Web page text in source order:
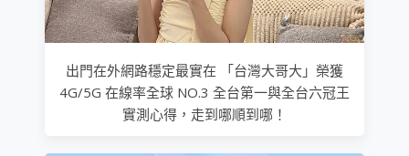
出門在外網路穩定最實在 「台灣大哥大」榮獲
4G/5G 在線率全球 NO.3 全台第一與全台六冠王
實測心得，走到哪順到哪！